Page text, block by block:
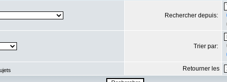
Rechercher depuis:
Trier par:
Retourner les